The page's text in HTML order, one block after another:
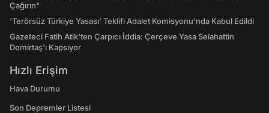
Çağırın"
‘Terörsüz Türkiye Yasası’ Teklifi Adalet Komisyonu'nda Kabul Edildi
Gazeteci Fatih Atik'ten Çarpıcı İddia: Çerçeve Yasa Selahattin
Demirtaş'ı Kapsıyor
Hızlı Erişim
Hava Durumu
Son Depremler Listesi